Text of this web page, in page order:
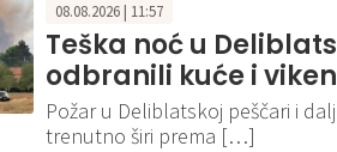
08.08.2026 | 11:57
Teška noć u
odbranili kuće i
Požar u Deliblatskoj peščari i
trenutno širi prema […]